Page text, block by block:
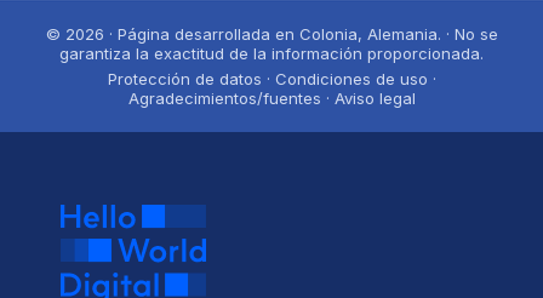
© 2026 · Página desarrollada en Colonia, Alemania. · No se
garantiza la exactitud de la información proporcionada.
Protección de datos · Condiciones de uso ·
Agradecimientos/fuentes · Aviso legal